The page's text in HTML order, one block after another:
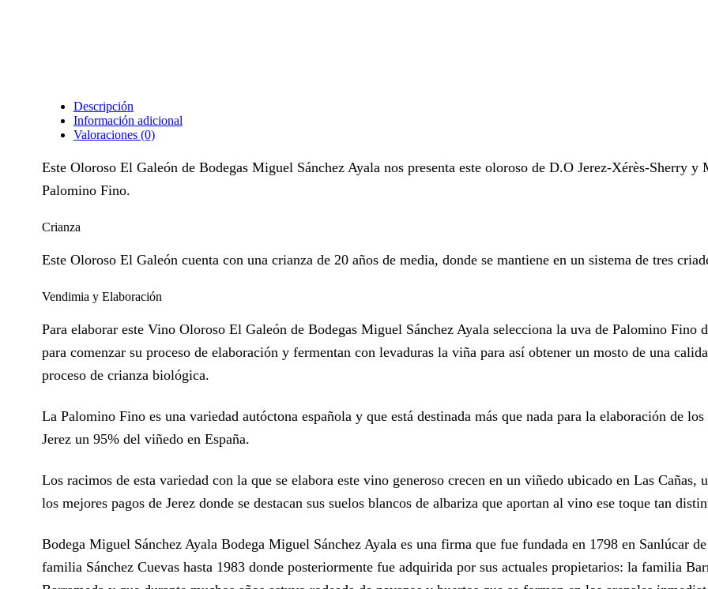
Descripción
Información adicional
Valoraciones (0)
Este Oloroso El Galeón de Bodegas Miguel Sánchez Ayala nos presenta este oloroso de D.O Jerez-Xérès-Sherry
Palomino Fino.
Crianza
Este Oloroso El Galeón cuenta con una crianza de 20 años de media, donde se mantiene en un sistema de tres
Vendimia y Elaboración
Para elaborar este Vino Oloroso El Galeón de Bodegas Miguel Sánchez Ayala selecciona la uva de Palomino Fino
para comenzar su proceso de elaboración y fermentan con levaduras la viña para así obtener un mosto de una
proceso de crianza biológica.
La Palomino Fino es una variedad autóctona española y que está destinada más que nada para la elaboración de
Jerez un 95% del viñedo en España.
Los racimos de esta variedad con la que se elabora este vino generoso crecen en un viñedo ubicado en Las
los mejores pagos de Jerez donde se destacan sus suelos blancos de albariza que aportan al vino ese toque tan
Bodega Miguel Sánchez Ayala Bodega Miguel Sánchez Ayala es una firma que fue fundada en 1798 en Sanlúcar
familia Sánchez Cuevas hasta 1983 donde posteriormente fue adquirida por sus actuales propietarios: la familia